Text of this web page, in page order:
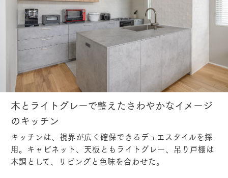
木とライトグレーで整えたさわやかなイメージ
のキッチン
キッチンは、視界が広く確保できるデュエスタイルを採
用。キャビネット、天板ともライトグレー、吊り戸棚は
木調として、リビングと色味を合わせた。